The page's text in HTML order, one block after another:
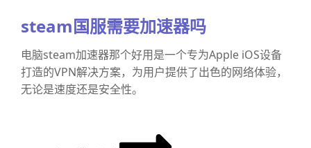
steam国服需要加速器吗
电脑steam加速器那个好用是一个专为Apple iOS设备
打造的VPN解决方案，为用户提供了出色的网络体验，
无论是速度还是安全性。